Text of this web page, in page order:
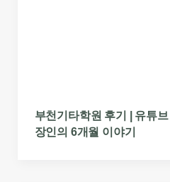
부천기타학원 후기 | 유튜
장인의 6개월 이야기